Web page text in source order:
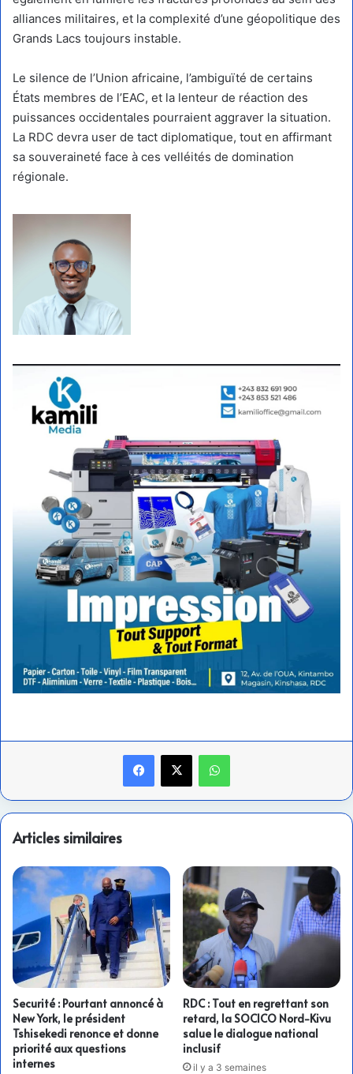
alliances militaires, et la complexité d’une géopolitique des
Grands Lacs toujours instable.
Le silence de l’Union africaine, l’ambiguïté de certains
États membres de l’EAC, et la lenteur de réaction des
puissances occidentales pourraient aggraver la situation.
La RDC devra user de tact diplomatique, tout en affirmant
sa souveraineté face à ces velléités de domination
régionale.
Facebook
X WhatsApp
Articles similaires
Securité : Pourtant annoncé à
New York, le président
Tshisekedi renonce et donne
priorité aux questions
internes
RDC : Tout en regrettant son
retard, la SOCICO Nord-Kivu
salue le dialogue national
inclusif
il y a 3 semaines